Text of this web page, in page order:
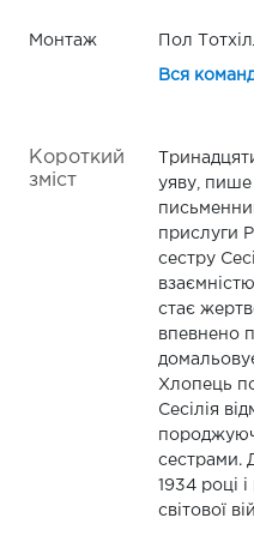
Монтаж Пол
Вся
Короткий
зміст
уяву, пише
прислуги
сестру
стає
впевнено
Хлопець
Сесілія
сестрами.
1934 році
світової